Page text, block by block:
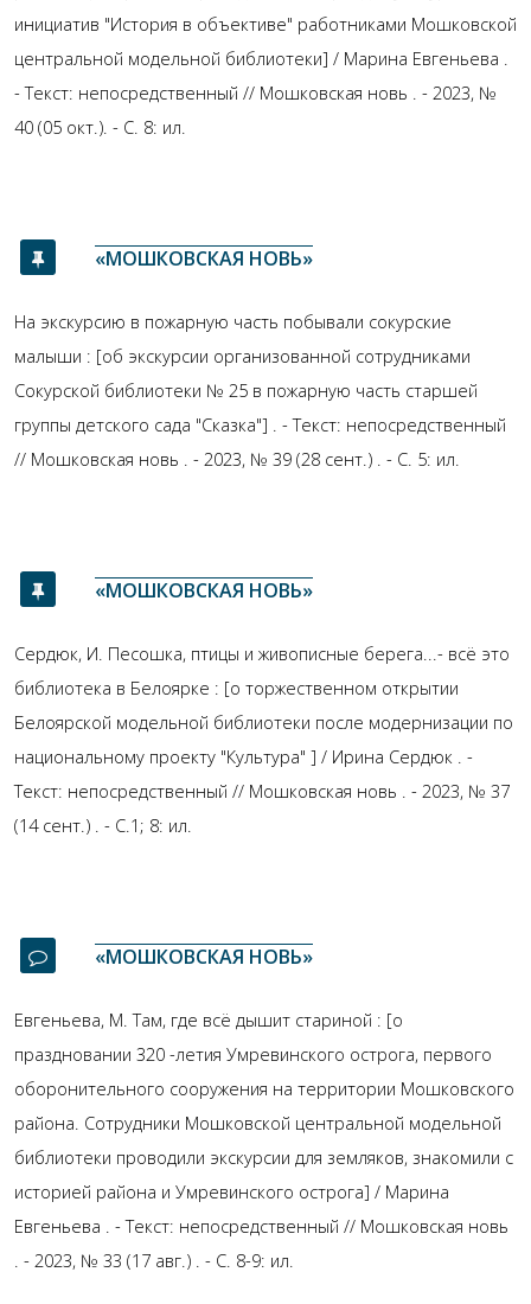
инициатив "История в объективе" работниками Мошковской
центральной модельной библиотеки] / Марина Евгеньева .
- Текст: непосредственный // Мошковская новь . - 2023, №
40 (05 окт.). - С. 8: ил.
«МОШКОВСКАЯ НОВЬ»
На экскурсию в пожарную часть побывали сокурские
малыши : [об экскурсии организованной сотрудниками
Сокурской библиотеки № 25 в пожарную часть старшей
группы детского сада "Сказка"] . - Текст: непосредственный
// Мошковская новь . - 2023, № 39 (28 сент.) . - С. 5: ил.
«МОШКОВСКАЯ НОВЬ»
Сердюк, И. Песошка, птицы и живописные берега...- всё это
библиотека в Белоярке : [о торжественном открытии
Белоярской модельной библиотеки после модернизации по
национальному проекту "Культура" ] / Ирина Сердюк . -
Текст: непосредственный // Мошковская новь . - 2023, № 37
(14 сент.) . - С.1; 8: ил.
«МОШКОВСКАЯ НОВЬ»
Евгеньева, М. Там, где всё дышит стариной : [о
праздновании 320 -летия Умревинского острога, первого
оборонительного сооружения на территории Мошковского
района. Сотрудники Мошковской центральной модельной
библиотеки проводили экскурсии для земляков, знакомили с
историей района и Умревинского острога] / Марина
Евгеньева . - Текст: непосредственный // Мошковская новь
. - 2023, № 33 (17 авг.) . - С. 8-9: ил.